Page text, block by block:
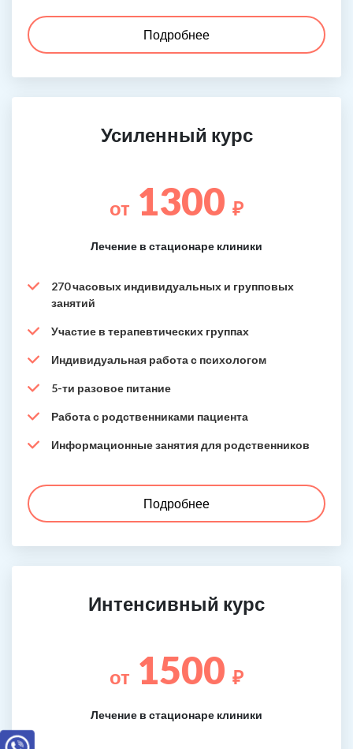
Подробнее
Усиленный курс
от 1300 ₽
Лечение в стационаре клиники
270 часовых индивидуальных и групповых
занятий
Участие в терапевтических группах
Индивидуальная работа с психологом
5-ти разовое питание
Работа с родственниками пациента
Информационные занятия для родственников
Подробнее
Интенсивный курс
от 1500 ₽
Лечение в стационаре клиники